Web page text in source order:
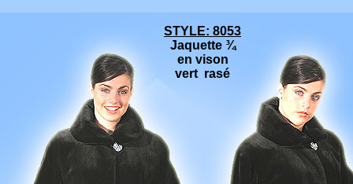
STYLE: 8053
Jaquette ¾
en vison
vert rasé